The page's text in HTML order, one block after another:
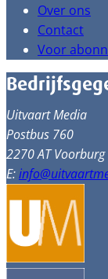
Over ons
Contact
Voor
Uitvaart Media
Postbus 760
2270 AT Voorburg
E: